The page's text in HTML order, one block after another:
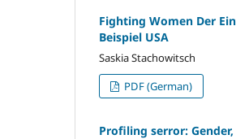
Fighting Women Der
Beispiel USA
Saskia Stachowitsch
PDF (German)
Profiling serror: